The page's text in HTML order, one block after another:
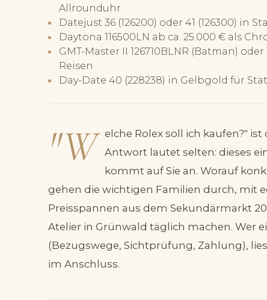
Allrounduhr
Datejust 36 (126200) oder 41 (126300) in
Daytona 116500LN ab ca. 25.000 € als
GMT-Master II 126710BLNR (Batman)
Reisen
Day-Date 40 (228238) in Gelbgold für
"W elche Rolex soll ich kaufen?"
Antwort lautet selten: dieses
kommt auf Sie an. Worauf
gehen die wichtigen Familien durch, mit
Preisspannen aus dem Sekundärmarkt
Atelier in Grünwald täglich machen. Wer
(Bezugswege, Sichtprüfung, Zahlung),
im Anschluss.